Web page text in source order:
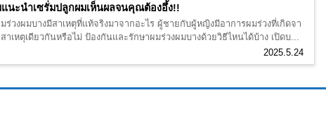
แนะนำเซรั่มปลูกผมเห็นผลจนคุณต้องอึ้ง!!
2025.5.24
ร่วงผมบางมีสาเหตุที่แท้จริงมาจากอะไร ผู้ชายกับผู้หญิงมีอาการผมร่วงที่เกิดจา
าเหตุเดียวกันหรือไม่ ป้องกันและรักษาผมร่วงผมบางด้วยวิธีไหนได้บ้าง เปิดบ...